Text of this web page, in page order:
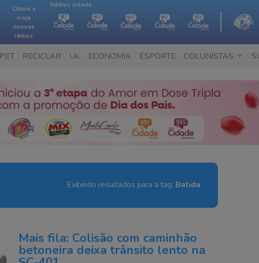
Clique e
ouça
nossas
rádios
Rádios cidade
PET RECICLAR I.A. ECONOMIA ESPORTE COLUNISTAS
Exibindo resultados para a tag: Batida
Mais fila: Colisão com caminhão
betoneira deixa trânsito lento na